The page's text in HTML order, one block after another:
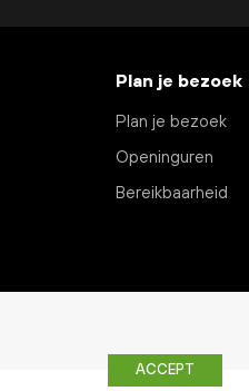
Plan je bezoek
Plan je bezoek
Openinguren
Bereikbaarheid
ACCEPT